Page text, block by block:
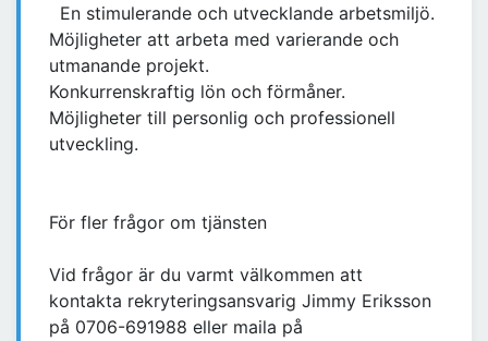
En stimulerande och utvecklande arbetsmiljö.
Möjligheter att arbeta med varierande och
utmanande projekt.
Konkurrenskraftig lön och förmåner.
Möjligheter till personlig och professionell
utveckling.
För fler frågor om tjänsten
Vid frågor är du varmt välkommen att
kontakta rekryteringsansvarig Jimmy Eriksson
på 0706-691988 eller maila på